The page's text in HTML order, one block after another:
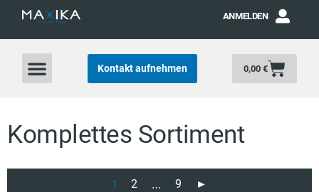
ANMELDEN
Kontakt aufnehmen 0,00 €
Komplettes Sortiment
1 2 … 9 ►